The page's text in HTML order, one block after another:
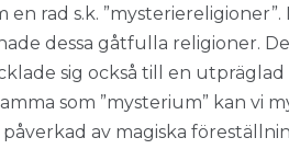
rad s.k.
dessa gåtfulla religioner.
sig också till en utpräglad
som ”mysterium” kan vi
av magiska